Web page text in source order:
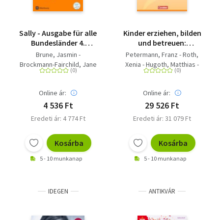
Sally - Ausgabe für alle
Bundesländer 4.
Schuljahr - Activity
Book: Förderheft - Mit
Audio-CD und
Brune, Jasmin -
Brockmann-Fairchild, Jane
- Schwarz, Sabine -
Weyrauch, Stefanie -
Gutwerk, Simone - Elsner,
Daniela - Koch, Martina
Online ár:
4 536 Ft
Eredeti ár: 4 774 Ft
Kosárba
5 - 10 munkanap
Kinder erziehen, bilden
und betreuen:
Lehrbuch für
Ausbildung und
Studium
Petermann, Franz - Roth,
Xenia - Hugoth, Matthias -
Strack-Rathke, Dorothea -
Sabine - Braunecker,
Ingerose - Nolting,
Albrecht - Dieckerhoff,
Katy - Vogelsberger,
Manfred - Krause, Christina
- Gawlitzek, Ira - Koglin,
Ute - Hocke, Norbert -
Pausewang, Freya -
Zimmer, Renate - Weber,
Online ár:
29 526 Ft
Eredeti ár: 31 079 Ft
Kosárba
5 - 10 munkanap
IDEGEN ANTIKVÁR